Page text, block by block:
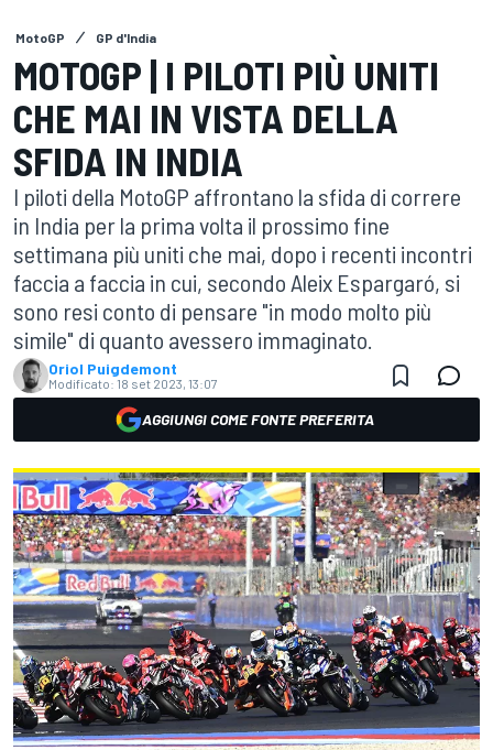
MotoGP GP d'India
MOTOGP | I PILOTI PIÙ UNITI
CHE MAI IN VISTA DELLA
SFIDA IN INDIA
I piloti della MotoGP affrontano la sfida di correre
in India per la prima volta il prossimo fine
settimana più uniti che mai, dopo i recenti incontri
faccia a faccia in cui, secondo Aleix Espargaró, si
sono resi conto di pensare "in modo molto più
simile" di quanto avessero immaginato.
Oriol Puigdemont
Modificato: 18 set 2023, 13:07
AGGIUNGI COME FONTE PREFERITA